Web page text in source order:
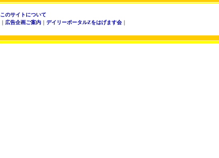
このサイトについて
｜ 広告企画ご案内 ｜ デイリーポータルZをはげます会 ｜